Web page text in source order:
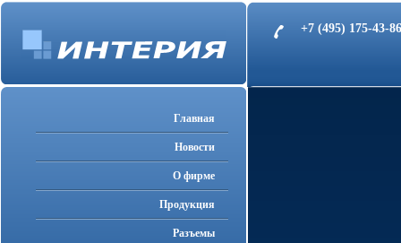
+7 (495) 175-43-
Главная
Новости
О фирме
Продукция
Разъемы